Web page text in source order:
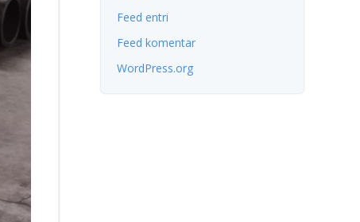
Feed entri
Feed komentar
WordPress.org